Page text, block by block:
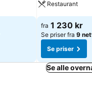
Restaurant
fra 1 230 kr
Se priser fra 9
Se priser
Se alle